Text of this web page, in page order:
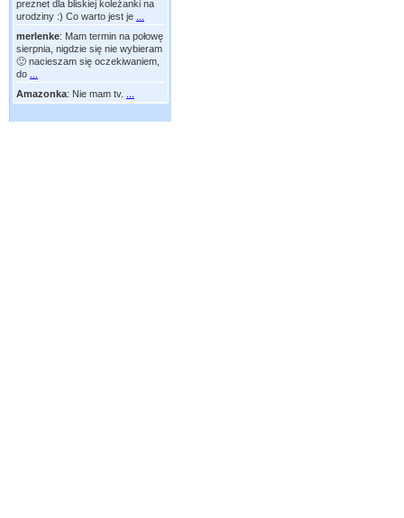
preznet dla bliskiej koleżanki na
urodziny :) Co warto jest je
merlenke: Mam termin na połowę
sierpnia, nigdzie się nie wybieram
🙂 nacieszam się oczekiwaniem,
do
Amazonka: Nie mam tv.